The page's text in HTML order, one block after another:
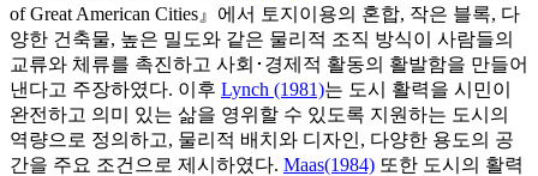
of Great American Cities』에서 토지이용의 혼합, 작은 블록, 다
양한 건축물, 높은 밀도와 같은 물리적 조직 방식이 사람들의
교류와 체류를 촉진하고 사회･경제적 활동의 활발함을 만들어
낸다고 주장하였다. 이후 Lynch (1981)는 도시 활력을 시민이
완전하고 의미 있는 삶을 영위할 수 있도록 지원하는 도시의
역량으로 정의하고, 물리적 배치와 디자인, 다양한 용도의 공
간을 주요 조건으로 제시하였다. Maas(1984) 또한 도시의 활력